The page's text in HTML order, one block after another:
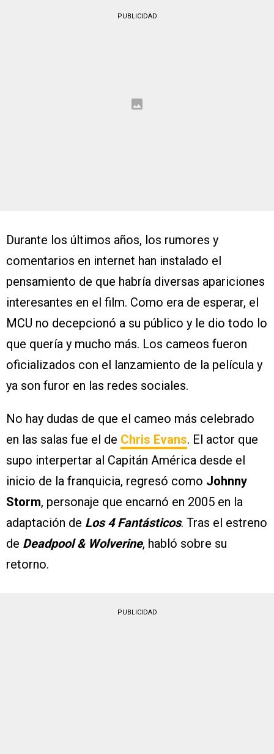
PUBLICIDAD
Durante los últimos años, los rumores y
comentarios en internet han instalado el
pensamiento de que habría diversas apariciones
interesantes en el film. Como era de esperar, el
MCU no decepcionó a su público y le dio todo lo
que quería y mucho más. Los cameos fueron
oficializados con el lanzamiento de la película y
ya son furor en las redes sociales.
No hay dudas de que el cameo más celebrado
en las salas fue el de Chris Evans. El actor que
supo interpertar al Capitán América desde el
inicio de la franquicia, regresó como Johnny
Storm, personaje que encarnó en 2005 en la
adaptación de Los 4 Fantásticos. Tras el estreno
de Deadpool & Wolverine, habló sobre su
retorno.
PUBLICIDAD